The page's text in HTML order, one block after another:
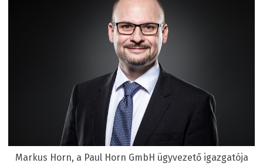
Markus Horn, a Paul Horn GmbH ügyvezető igazgatója